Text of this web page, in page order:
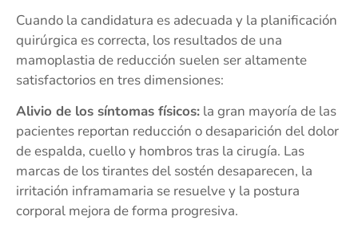
Cuando la candidatura es adecuada y la planificación
quirúrgica es correcta, los resultados de una
mamoplastia de reducción suelen ser altamente
satisfactorios en tres dimensiones:
Alivio de los síntomas físicos: la gran mayoría de las
pacientes reportan reducción o desaparición del dolor
de espalda, cuello y hombros tras la cirugía. Las
marcas de los tirantes del sostén desaparecen, la
irritación inframamaria se resuelve y la postura
corporal mejora de forma progresiva.